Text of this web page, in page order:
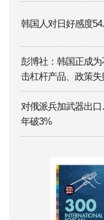
韩国人对日好感度
彭博社：韩国正成
击杠杆产品、政策失
对俄派兵加武器出
年破3%